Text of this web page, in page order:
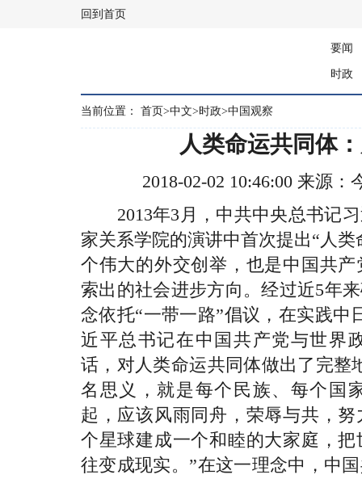
回到首页
要闻
时政
当前位置： 首页>中文>时政>中国观察
人类命运共同体
2018-02-02 10:46:00 来源
2013年3月，中共中央总书记习
家关系学院的演讲中首次提出“人
个伟大的外交创举，也是中国共
索出的社会进步方向。经过近5年
念依托“一带一路”倡议，在实践中
近平总书记在中国共产党与世界
话，对人类命运共同体做出了完整
名思义，就是每个民族、每个国
起，应该风雨同舟，荣辱与共，
个星球建成一个和睦的大家庭，
往变成现实。”在这一理念中，中